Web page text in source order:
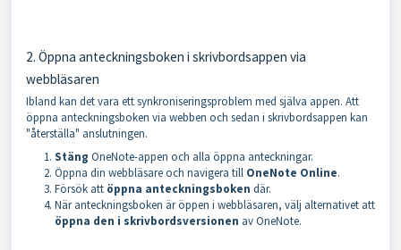
2. Öppna anteckningsboken i skrivbordsappen via
webbläsaren
Ibland kan det vara ett synkroniseringsproblem med själva appen. Att
öppna anteckningsboken via webben och sedan i skrivbordsappen kan
"återställa" anslutningen.
Stäng OneNote-appen och alla öppna anteckningar.
Öppna din webbläsare och navigera till OneNote Online.
Försök att öppna anteckningsboken där.
När anteckningsboken är öppen i webbläsaren, välj alternativet att
öppna den i skrivbordsversionen av OneNote.